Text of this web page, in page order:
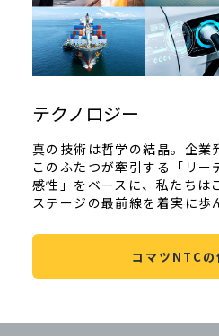
テクノロジー
真の技術は哲学の結晶。企業
このふたつが牽引する「リー
感性」をベースに、私たちは
ステージの最前線を着実に歩
コマツNTCの